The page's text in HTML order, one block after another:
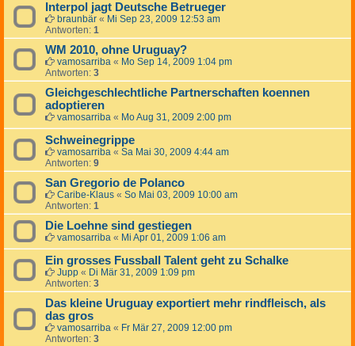
Interpol jagt Deutsche Betrueger
braunbär « Mi Sep 23, 2009 12:53 am
Antworten: 1
WM 2010, ohne Uruguay?
vamosarriba « Mo Sep 14, 2009 1:04 pm
Antworten: 3
Gleichgeschlechtliche Partnerschaften koennen
adoptieren
vamosarriba « Mo Aug 31, 2009 2:00 pm
Schweinegrippe
vamosarriba « Sa Mai 30, 2009 4:44 am
Antworten: 9
San Gregorio de Polanco
Caribe-Klaus « So Mai 03, 2009 10:00 am
Antworten: 1
Die Loehne sind gestiegen
vamosarriba « Mi Apr 01, 2009 1:06 am
Ein grosses Fussball Talent geht zu Schalke
Jupp « Di Mär 31, 2009 1:09 pm
Antworten: 3
Das kleine Uruguay exportiert mehr rindfleisch, als
das gros
vamosarriba « Fr Mär 27, 2009 12:00 pm
Antworten: 3